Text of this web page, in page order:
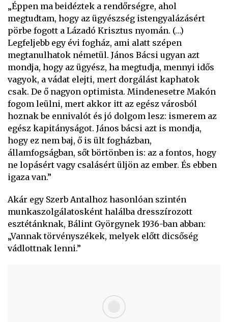
„Éppen ma beidéztek a rendőrségre, ahol
megtudtam, hogy az ügyészség istengyalázásért
pörbe fogott a Lázadó Krisztus nyomán. (…)
Legfeljebb egy évi fogház, ami alatt szépen
megtanulhatok németül. János Bácsi ugyan azt
mondja, hogy az ügyész, ha megtudja, mennyi idős
vagyok, a vádat elejti, mert dorgálást kaphatok
csak. De ő nagyon optimista. Mindenesetre Makón
fogom leülni, mert akkor itt az egész városból
hoznak be ennivalót és jó dolgom lesz: ismerem az
egész kapitányságot. János bácsi azt is mondja,
hogy ez nem baj, ő is ült fogházban,
államfogságban, sőt börtönben is: az a fontos, hogy
ne lopásért vagy csalásért üljön az ember. És ebben
igaza van.”
Akár egy Szerb Antalhoz hasonlóan szintén
munkaszolgálatosként halálba dresszírozott
esztétánknak, Bálint Györgynek 1936-ban abban:
„Vannak törvényszékek, melyek előtt dicsőség
vádlottnak lenni.”